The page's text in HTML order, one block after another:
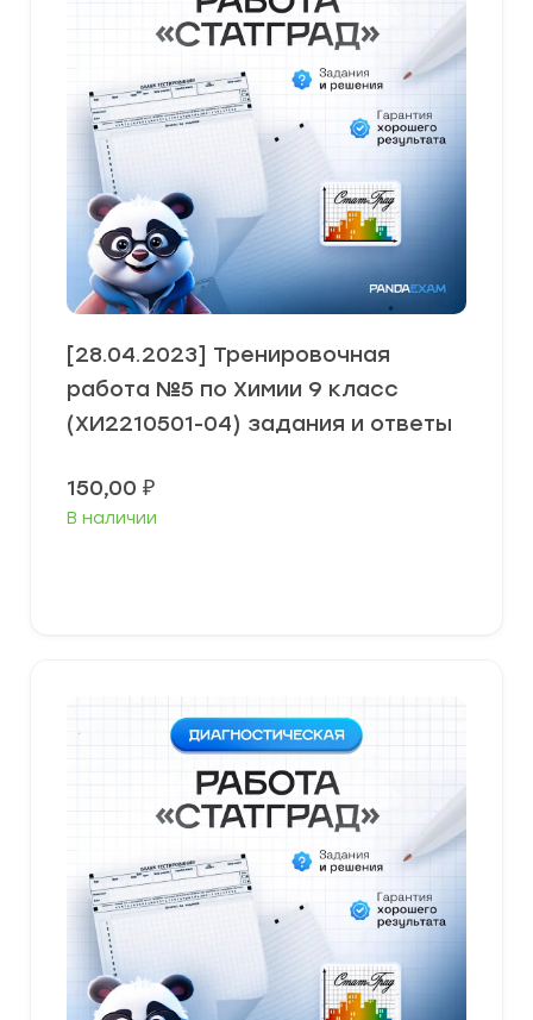
[28.04.2023] Тренировочная
работа №5 по Химии 9 класс
(ХИ2210501-04) задания и ответы
150,00 ₽
В наличии